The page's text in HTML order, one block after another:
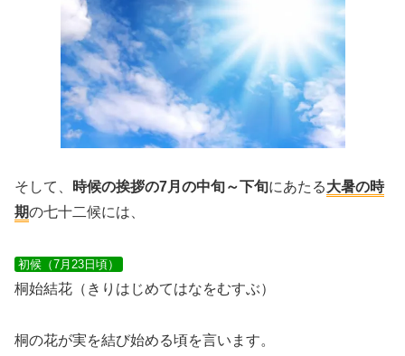
そして、 時候の挨拶の7月の中旬～下旬にあたる大暑の時
期の七十二候には、
初候（7月23日頃）
桐始結花（きりはじめてはなをむすぶ）
桐の花が実を結び始める頃を言います。